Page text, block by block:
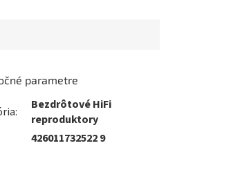
parametre
:
Bezdrôtové HiFi
reproduktory
426011732522 9